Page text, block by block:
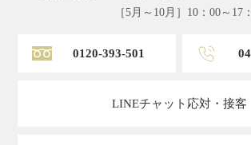
［5月～10月］10：00～17
0120-393-501
LINEチャット応対・接客